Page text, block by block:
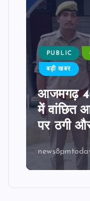
PUBLIC
बड़ी खबर
आजमगढ़
में वांछित
पर ठगी